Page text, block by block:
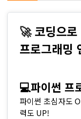
🚀코딩으
프로그래밍
💻파이썬 프
파이썬 초심자도
력도 UP!